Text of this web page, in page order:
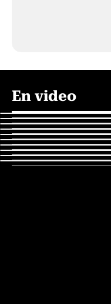
En video